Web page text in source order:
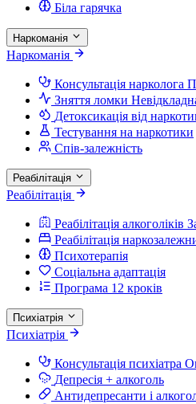
Біла гарячка
Наркоманія
Наркоманія
Консультація нарколога
Зняття ломки
Детоксикація від
Тестування на наркотики
Спів-залежність
Реабілітація
Реабілітація
Реабілітація алкоголіків
Реабілітація
Психотерапія
Соціальна адаптація
Програма 12 кроків
Психіатрія
Психіатрія
Консультація психіатра
Депресія + алкоголь
Антидепресанти і